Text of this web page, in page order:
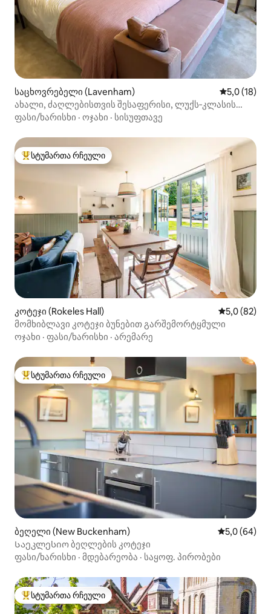
საცხოვრებელი (Lavenham) საშუალო
5,0 (18)
ახალი, ძაღლებისთვის შესაფერისი, ლუქს‑კლასის
კოტეჯი, ელექტრომობილის პარკირების ადგილი, ბაღი
ფასი/ხარისხი · ოჯახი · სისუფთავე
სტუმართა რჩეული მოწინავე ვარიანტი
სტუმართა რჩეული
კოტეჯი (Rokeles Hall) საშუალო
5,0 (82)
მომხიბლავი კოტეჯი ბუნებით გარშემორტყმული
ოჯახი · ფასი/ხარისხი · არემარე
სტუმართა რჩეული მოწინავე ვარიანტი
სტუმართა რჩეული
ბეღელი (New Buckenham) საშუალო
5,0 (64)
Საეკლესიო ბეღლების კოტეჯი
ფასი/ხარისხი · მდებარეობა · საყოფ. პირობები
სტუმართა რჩეული მოწინავე ვარიანტი
სტუმართა რჩეული